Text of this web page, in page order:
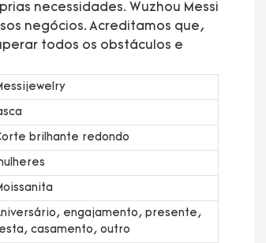
necessidades. Wuzhou Messi
negócios. Acreditamos que,
todos os obstáculos e
brilhante redondo
engajamento, presente,
casamento, outro